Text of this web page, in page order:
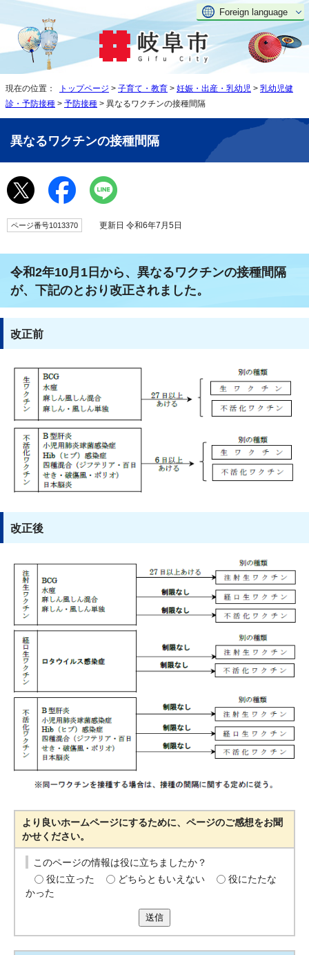
Foreign language
現在の位置： トップページ > 子育て・教育 > 妊娠・出産・乳幼児 > 乳幼児健
診・予防接種 > 予防接種 > 異なるワクチンの接種間隔
異なるワクチンの接種間隔
ページ番号1013370 更新日 令和6年7月5日
令和2年10月1日から、異なるワクチンの接種間隔
が、下記のとおり改正されました。
改正前
改正後
より良いホームページにするために、ページのご感想をお聞
かせください。
このページの情報は役に立ちましたか？
役に立った
どちらともいえない
役にたたな
かった
送信